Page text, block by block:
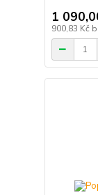
1
900,83 Kč